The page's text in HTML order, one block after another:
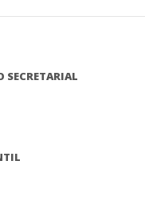
SECRETARIAL